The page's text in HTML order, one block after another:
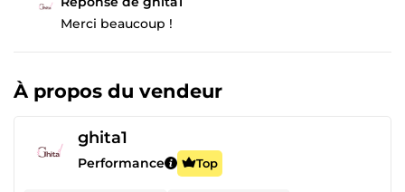
Merci beaucoup !
À propos du vendeur
ghita1
Performance Top